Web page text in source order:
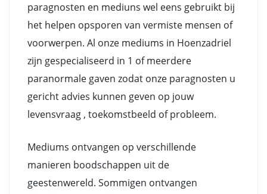
paragnosten en mediuns wel eens gebruikt bij
het helpen opsporen van vermiste mensen of
voorwerpen. Al onze mediums in Hoenzadriel
zijn gespecialiseerd in 1 of meerdere
paranormale gaven zodat onze paragnosten u
gericht advies kunnen geven op jouw
levensvraag , toekomstbeeld of probleem.
Mediums ontvangen op verschillende
manieren boodschappen uit de
geestenwereld. Sommigen ontvangen